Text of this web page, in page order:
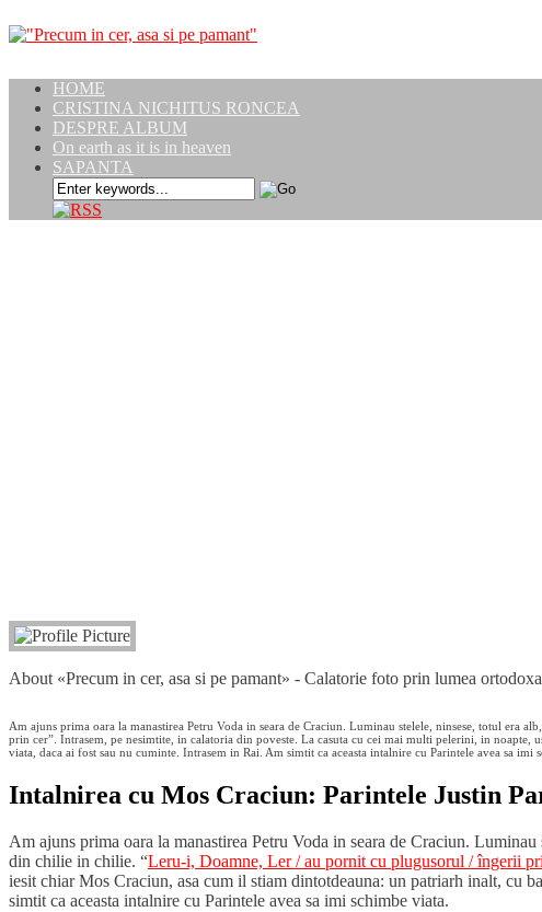
HOME
CRISTINA NICHITUS RONCEA
DESPRE ALBUM
On earth as it is in heaven
SAPANTA
About «Precum in cer, asa si pe pamant» - Calatorie foto prin lumea
Am ajuns prima oara la manastirea Petru Voda in seara de Craciun. Luminau stelele, ninsese, totul
prin cer”. Intrasem, pe nesimtite, in calatoria din poveste. La casuta cu cei mai multi pelerini, in
viata, daca ai fost sau nu cuminte. Intrasem in Rai. Am simtit ca aceasta intalnire cu Parintele avea sa imi
Intalnirea cu Mos Craciun: Parintele Justin
Am ajuns prima oara la manastirea Petru Voda in seara de Craciun.
din chilie in chilie. “Leru-i, Doamne, Ler / au pornit cu plugusorul / îngerii
iesit chiar Mos Craciun, asa cum il stiam dintotdeauna: un patriarh inalt, cu
simtit ca aceasta intalnire cu Parintele avea sa imi schimbe viata.